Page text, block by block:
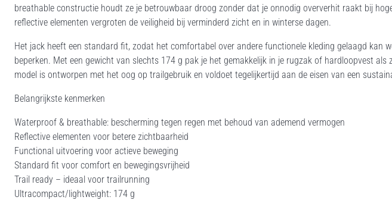
breathable constructie houdt ze je betrouwbaar droog zonder dat je onnodig oververhit raakt bij
reflective elementen vergroten de veiligheid bij verminderd zicht en in winterse dagen.
Het jack heeft een standard fit, zodat het comfortabel over andere functionele kleding gelaagd kan
beperken. Met een gewicht van slechts 174 g pak je het gemakkelijk in je rugzak of hardloopvest als
model is ontworpen met het oog op trailgebruik en voldoet tegelijkertijd aan de eisen van een
Belangrijkste kenmerken
Waterproof & breathable: bescherming tegen regen met behoud van ademend vermogen
Reflective elementen voor betere zichtbaarheid
Functional uitvoering voor actieve beweging
Standard fit voor comfort en bewegingsvrijheid
Trail ready – ideaal voor trailrunning
Ultracompact/lightweight: 174 g